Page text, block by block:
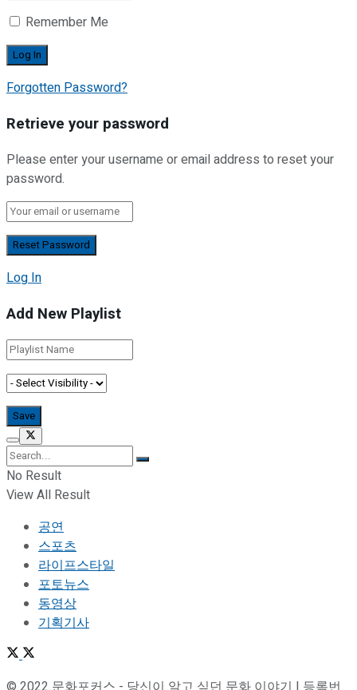
Remember Me
Forgotten Password?
Retrieve your password
Please enter your username or email address to reset your
password.
Log In
Add New Playlist
No Result
View All Result
공연
스포츠
라이프스타일
포토뉴스
동영상
기획기사